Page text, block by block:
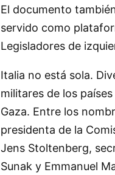
El documento
servido como
Legisladores de
Italia no está sola.
militares de los
Gaza. Entre los
presidenta de la
Jens Stoltenberg,
Sunak y Emmanuel